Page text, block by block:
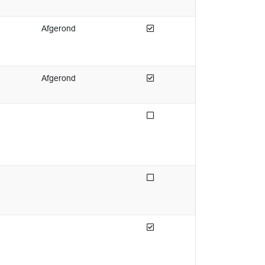
Afgerond Afgedaan
Afgerond Afgedaan
Niet afgedaan
Niet afgedaan
Afgedaan